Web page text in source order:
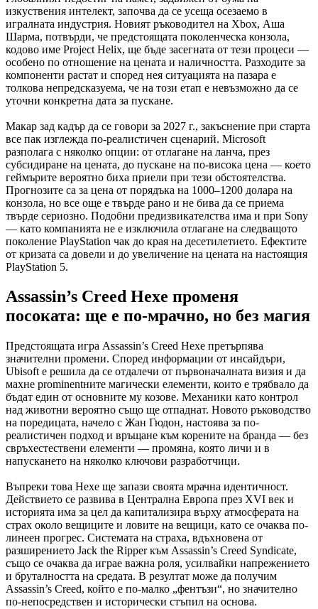
изкуствения интелект, започва да се усеща осезаемо в
игралната индустрия. Новият ръководител на Xbox, Ашa
Шарма, потвърди, че предстоящата поколенческа конзола,
кодово име Project Helix, ще бъде засегната от тези процеси —
особено по отношение на цената и наличността. Разходите за
компоненти растат и според нея ситуацията на пазара е
толкова непредсказуема, че на този етап е невъзможно да се
уточни конкретна дата за пускане.
Макар зад кадър да се говори за 2027 г., закъснение при старта
все пак изглежда по-реалистичен сценарий. Microsoft
разполага с няколко опции: от отлагане на ланча, през
субсидиране на цената, до пускане на по-висока цена — което
геймърите вероятно биха приели при тези обстоятелства.
Прогнозите са за цена от порядъка на 1000–1200 долара на
конзола, но все още е твърде рано и не бива да се приема
твърде сериозно. Подобни предизвикателства има и при Sony
— като компанията не е изключила отлагане на следващото
поколение PlayStation чак до края на десетилетието. Ефектите
от кризата са довели и до увеличение на цената на настоящия
PlayStation 5.
Assassin’s Creed Hexe променя
посоката: ще е по-мрачно, но без магия
Предстоящата игра Assassin’s Creed Hexe претърпява
значителни промени. Според информации от инсайдъри,
Ubisoft е решила да се отдалечи от първоначалната визия и да
махне prominentните магически елементи, които е трябвало да
бъдат един от основните му козове. Механики като контрол
над животни вероятно също ще отпаднат. Новото ръководство
на поредицата, начело с Жан Гюдон, настоява за по-
реалистичен подход и връщане към корените на бранда — без
свръхестествени елементи — промяна, която личи и в
напускането на няколко ключови разработчици.
Въпреки това Hexe ще запази своята мрачна идентичност.
Действието се развива в Централна Европа през XVI век и
историята има за цел да капитализира върху атмосферата на
страх около вещиците и ловите на вещици, като се очаква по-
линеен прогрес. Системата на страха, вдъхновена от
разширението Jack the Ripper към Assassin’s Creed Syndicate,
също се очаква да играе важна роля, усилвайки напрежението
и бруталността на средата. В резултат може да получим
Assassin’s Creed, който е по-малко „фентъзи“, но значително
по-непосредствен и исторически стъпил на основа.